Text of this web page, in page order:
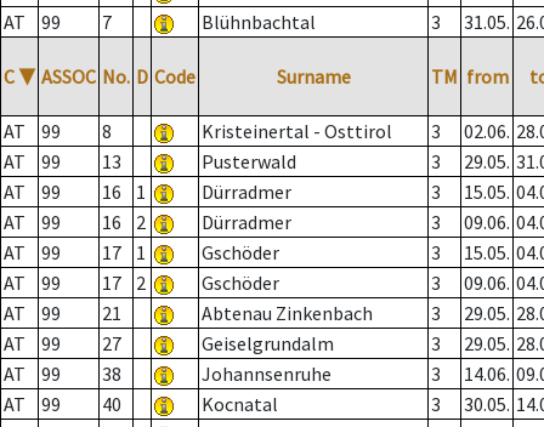
AT
99 7 Blühnbachtal 3 31.05.
C ▼ ASSOC No. D Code Surname TM from
AT 99 8 Kristeinertal - Osttirol 3 02.06.
AT
99 13 Pusterwald 3 29.05.
AT
99 16 1 Dürradmer 3 15.05.
AT
99 16 2 Dürradmer 3 09.06.
AT
99 17 1 Gschöder 3 15.05.
AT
99 17 2 Gschöder 3 09.06.
AT
99 21 Abtenau Zinkenbach 3 29.05.
AT
99 27 Geiselgrundalm 3 29.05.
AT
99 38 Johannsenruhe 3 14.06.
AT
99 40 Kocnatal 3 30.05.